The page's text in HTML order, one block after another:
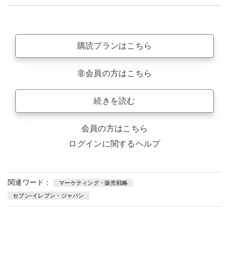
購読プランはこちら
非会員の方はこちら
続きを読む
会員の方はこちら
ログインに関するヘルプ
関連ワード： マーケティング・販売戦略
セブン-イレブン・ジャパン